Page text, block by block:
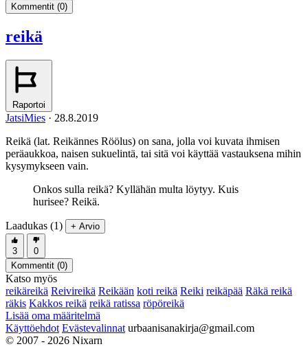
Kommentit (0)
reikä
Raportoi
JatsiMies · 28.8.2019
Reikä (lat. Reikännes Röölus) on sana, jolla voi kuvata ihmisen
peräaukkoa, naisen sukuelintä, tai sitä voi käyttää vastauksena mihin
kysymykseen vain.
Onkos sulla reikä? Kyllähän multa löytyy. Kuis
hurisee? Reikä.
Laadukas (1) + Arvio
3
0
Kommentit (0)
Katso myös
reikäreikä Reivireikä Reikään koti reikä Reiki reikäpää Räkä reikä
räkis Kakkos reikä reikä ratissa röpöreikä
Lisää oma määritelmä
Käyttöehdot Evästevalinnat urbaanisanakirja@gmail.com
© 2007 - 2026 Nixarn